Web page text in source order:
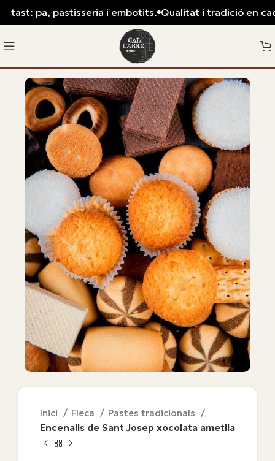
Inici Fleca
Pastes tradicionals
Encenalls de Sant Josep xocolata ametlla
tast: pa, pastisseria i embotits. Qualitat i tradició en